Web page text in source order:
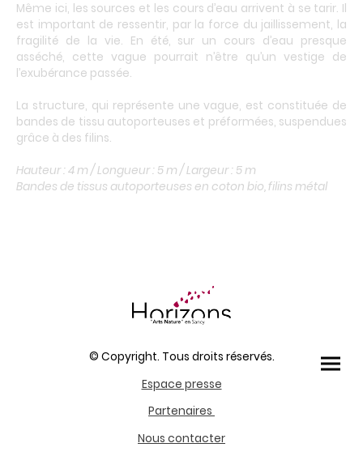
Même ici, les sources et les cours d’eau arrivent à se tarir. Il
est important de ressentir, par la force du jaillissement, la
fragilité de la vie. En été, sur un cours d’eau presque
asséché, cette vague pourrait n’être qu’un vestige de
l’exubérance passée.
La structure, qui représente une vague, est constituée de
bandes de tissu autoporteuses et préformées, suspendues
grâce à des filins.
Hauteur : 4 m / Longueur : 5 m / Largeur : 5 m
Bandes de tissus autoporteuses en coton bio, filins métal
© Copyright. Tous droits réservés.
Espace presse
Partenaires
Nous contacter